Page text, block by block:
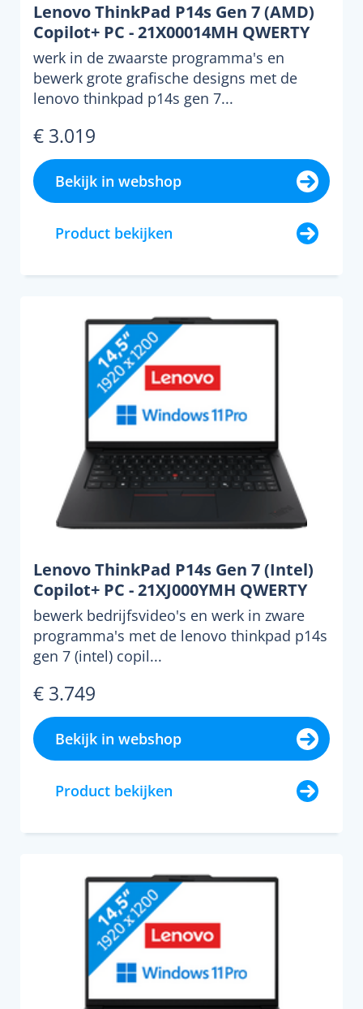
Lenovo ThinkPad P14s Gen 7 (AMD)
Copilot+ PC - 21X00014MH QWERTY
werk in de zwaarste programma's en
bewerk grote grafische designs met de
lenovo thinkpad p14s gen 7...
€ 3.019
Bekijk in webshop
Product bekijken
Lenovo ThinkPad P14s Gen 7 (Intel)
Copilot+ PC - 21XJ000YMH QWERTY
bewerk bedrijfsvideo's en werk in zware
programma's met de lenovo thinkpad p14s
gen 7 (intel) copil...
€ 3.749
Bekijk in webshop
Product bekijken